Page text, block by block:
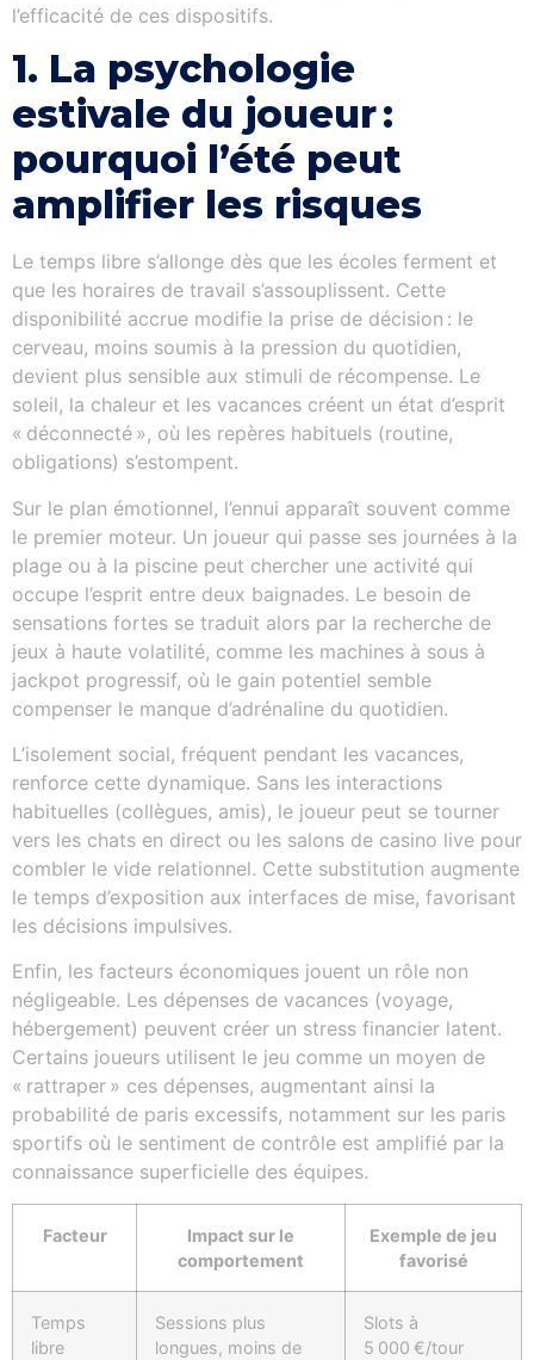
l’efficacité de ces dispositifs.
1. La psychologie
estivale du joueur :
pourquoi l’été peut
amplifier les risques
Le temps libre s’allonge dès que les écoles ferment et
que les horaires de travail s’assouplissent. Cette
disponibilité accrue modifie la prise de décision : le
cerveau, moins soumis à la pression du quotidien,
devient plus sensible aux stimuli de récompense. Le
soleil, la chaleur et les vacances créent un état d’esprit
« déconnecté », où les repères habituels (routine,
obligations) s’estompent.
Sur le plan émotionnel, l’ennui apparaît souvent comme
le premier moteur. Un joueur qui passe ses journées à la
plage ou à la piscine peut chercher une activité qui
occupe l’esprit entre deux baignades. Le besoin de
sensations fortes se traduit alors par la recherche de
jeux à haute volatilité, comme les machines à sous à
jackpot progressif, où le gain potentiel semble
compenser le manque d’adrénaline du quotidien.
L’isolement social, fréquent pendant les vacances,
renforce cette dynamique. Sans les interactions
habituelles (collègues, amis), le joueur peut se tourner
vers les chats en direct ou les salons de casino live pour
combler le vide relationnel. Cette substitution augmente
le temps d’exposition aux interfaces de mise, favorisant
les décisions impulsives.
Enfin, les facteurs économiques jouent un rôle non
négligeable. Les dépenses de vacances (voyage,
hébergement) peuvent créer un stress financier latent.
Certains joueurs utilisent le jeu comme un moyen de
« rattraper » ces dépenses, augmentant ainsi la
probabilité de paris excessifs, notamment sur les paris
sportifs où le sentiment de contrôle est amplifié par la
connaissance superficielle des équipes.
Facteur
Impact sur le
comportement
Exemple de jeu
favorisé
Temps
libre
Sessions plus
longues, moins de
Slots à
5 000 €/tour